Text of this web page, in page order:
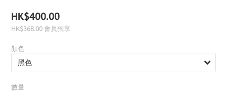
HK$400.00
HK$368.00 會員獨享
顏色
數量